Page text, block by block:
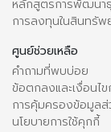
หลักสูตรการพัฒนา
การลงทุนในสินทรัพ
ศูนย์ช่วยเหลือ
คำถามที่พบบ่อย
ข้อตกลงและเงื่อนไข
การคุ้มครองข้อมูล
นโยบายการใช้คุกกี้